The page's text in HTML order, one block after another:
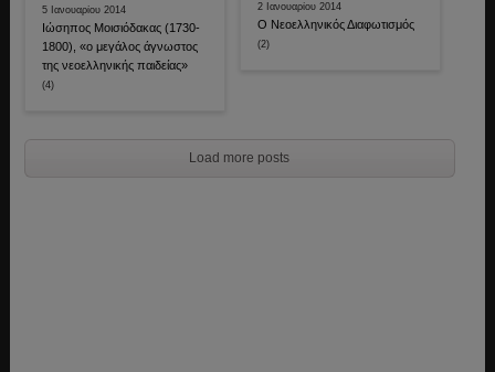
5 Ιανουαρίου 2014
Ιώσηπος Μοισιόδακας (1730-
1800), «ο μεγάλος άγνωστος
της νεοελληνικής παιδείας»
(4)
2 Ιανουαρίου 2014
O Νεοελληνικός Διαφωτισμός
(2)
Load more posts